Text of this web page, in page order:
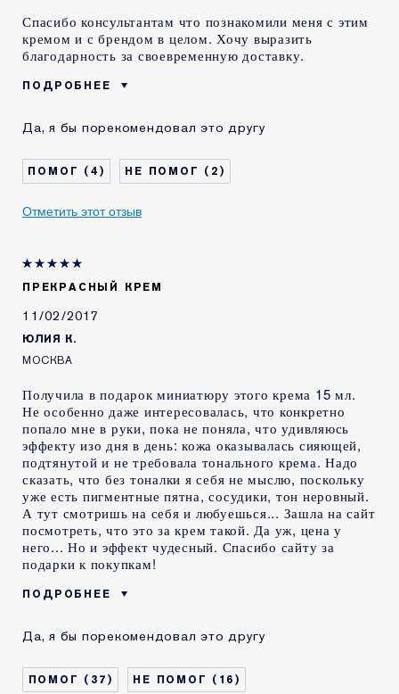
Спасибо консультантам что познакомили меня с этим
кремом и с брендом в целом. Хочу выразить
благодарность за своевременную доставку.
ПОДРОБНЕЕ
Тип кожи
Нормальная / комбинированная
Проблема кожи
Другая
КАК ДАВНО ВЫ
КОМЕТИКОЙ ESTEE
Менее 1 года
миниатюру этого
продукта
E-List
Да, я бы порекомендовал это другу
4 2
Отметить этот отзыв
ПРЕКРАСНЫЙ КРЕМ
11/02/2017
ЮЛИЯ К.
МОСКВА
Получила в подарок миниатюру этого крема 15 мл.
Не особенно даже интересовалась, что конкретно
попало мне в руки, пока не поняла, что удивляюсь
эффекту изо дня в день: кожа оказывалась сияющей,
подтянутой и не требовала тонального крема. Надо
сказать, что без тоналки я себя не мыслю, поскольку
уже есть пигментные пятна, сосудики, тон неровный.
А тут смотришь на себя и любуешься... Зашла на сайт
посмотреть, что это за крем такой. Да уж, цена у
него... Но и эффект чудесный. Спасибо сайту за
подарки к покупкам!
ПОДРОБНЕЕ
ПОКУПАТЕЛЕЙ ЭТОТ
СОЧЕТАЕТСЯ С
Night Repair Сыворотку
Возраст
45-54
Да, я бы порекомендовал это другу
37 16